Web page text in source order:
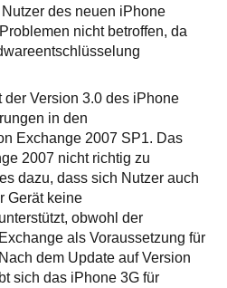
des neuen iPhone
nicht betroffen, da
Version 3.0 des iPhone
in den
Exchange 2007 SP1. Das
2007 nicht richtig zu
dazu, dass sich Nutzer auch
Gerät keine
obwohl der
als Voraussetzung für
dem Update auf Version
sich das iPhone 3G für